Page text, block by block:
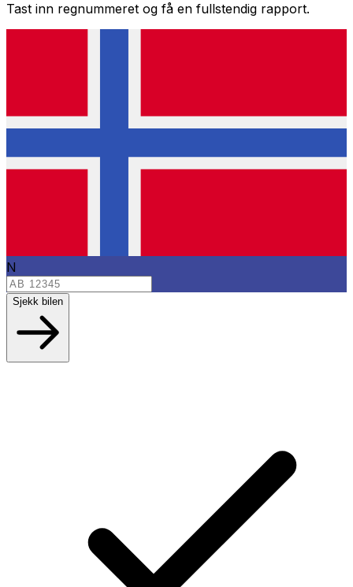
Tast inn regnummeret og få en fullstendig rapport.
N
Sjekk bilen